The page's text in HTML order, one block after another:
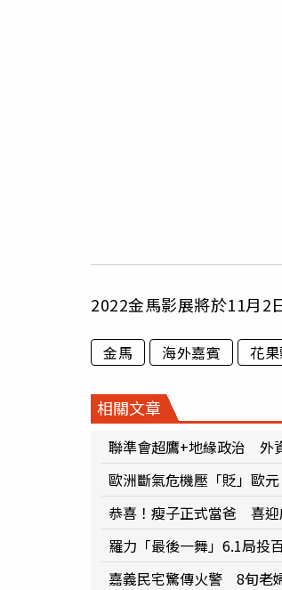
2022金馬影展將於11月2
金馬 海外嘉賓 花
相關文章
聯準會超鷹+地緣政治 外
歐洲斷氣危機壓「貶」歐
恭喜！瘦子正式當爸 喜迎
羅力「最後一舞」6.1局
嘉義民宅驚傳火警 8旬老